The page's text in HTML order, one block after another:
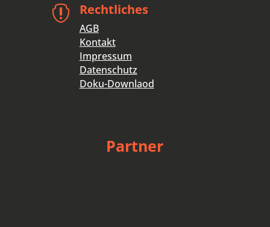
 Rechtliches
AGB
Kontakt
Impressum
Datenschutz
Doku-Downlaod
Partner